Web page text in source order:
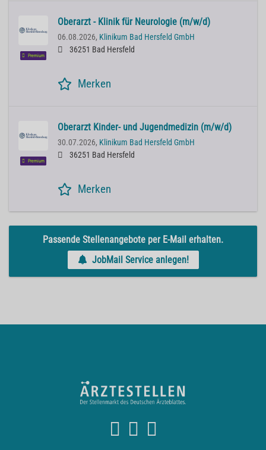
Premium
Oberarzt - Klinik für Neurologie (m/w/d)
06.08.2026, Klinikum Bad Hersfeld GmbH
36251 Bad Hersfeld
Merken
Premium
Oberarzt Kinder- und Jugendmedizin (m/w/d)
30.07.2026, Klinikum Bad Hersfeld GmbH
36251 Bad Hersfeld
Merken
Passende Stellenangebote per E-Mail erhalten.
JobMail Service anlegen!